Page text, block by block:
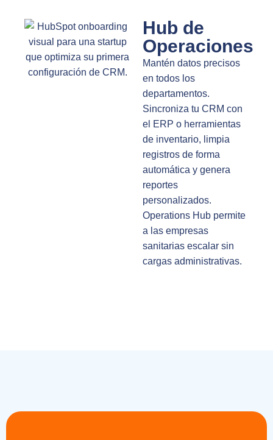
Hub de
Operaciones
Mantén datos precisos
en todos los
departamentos.
Sincroniza tu CRM con
el ERP o herramientas
de inventario, limpia
registros de forma
automática y genera
reportes
personalizados.
Operations Hub permite
a las empresas
sanitarias escalar sin
cargas administrativas.